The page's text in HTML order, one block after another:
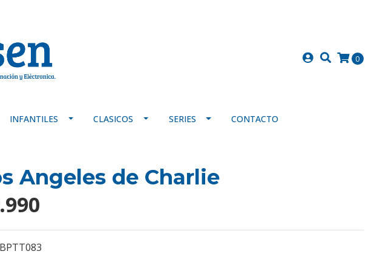
0
INFANTILES CLASICOS SERIES CONTACTO
Angeles de Charlie
BPTT083